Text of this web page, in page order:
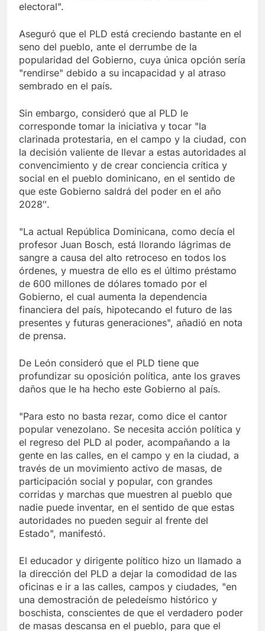
electoral".
Aseguró que el PLD está creciendo bastante en el
seno del pueblo, ante el derrumbe de la
popularidad del Gobierno, cuya única opción sería
"rendirse" debido a su incapacidad y al atraso
sembrado en el país.
Sin embargo, consideró que al PLD le
corresponde tomar la iniciativa y tocar "la
clarinada protestaria, en el campo y la ciudad, con
la decisión valiente de llevar a estas autoridades al
convencimiento y de crear conciencia crítica y
social en el pueblo dominicano, en el sentido de
que este Gobierno saldrá del poder en el año
2028″.
"La actual República Dominicana, como decía el
profesor Juan Bosch, está llorando lágrimas de
sangre a causa del alto retroceso en todos los
órdenes, y muestra de ello es el último préstamo
de 600 millones de dólares tomado por el
Gobierno, el cual aumenta la dependencia
financiera del país, hipotecando el futuro de las
presentes y futuras generaciones", añadió en nota
de prensa.
De León consideró que el PLD tiene que
profundizar su oposición política, ante los graves
daños que le ha hecho este Gobierno al país.
"Para esto no basta rezar, como dice el cantor
popular venezolano. Se necesita acción política y
el regreso del PLD al poder, acompañando a la
gente en las calles, en el campo y en la ciudad, a
través de un movimiento activo de masas, de
participación social y popular, con grandes
corridas y marchas que muestren al pueblo que
nadie puede inventar, en el sentido de que estas
autoridades no pueden seguir al frente del
Estado", manifestó.
El educador y dirigente político hizo un llamado a
la dirección del PLD a dejar la comodidad de las
oficinas e ir a las calles, campos y ciudades, "en
una demostración de peledeísmo histórico y
boschista, conscientes de que el verdadero poder
de masas descansa en el pueblo, para que el